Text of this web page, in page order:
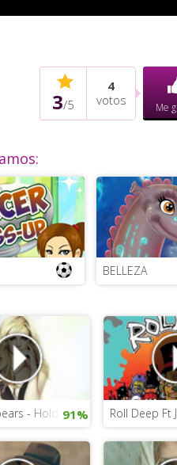
3/5
4
votos
Me
BELLEZA
- Hold It Against Me
91% Roll Deep Ft